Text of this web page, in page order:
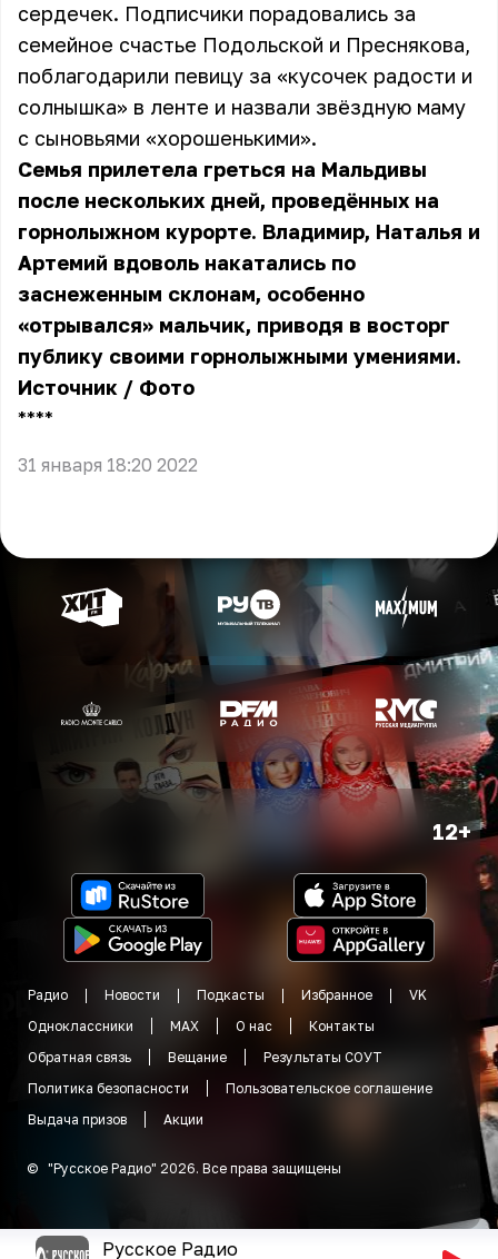
сердечек. Подписчики порадовались за
семейное счастье Подольской и Преснякова,
поблагодарили певицу за «кусочек радости и
солнышка» в ленте и назвали звёздную маму
с сыновьями «хорошенькими».
Семья прилетела греться на Мальдивы
после нескольких дней, проведённых на
горнолыжном курорте. Владимир, Наталья и
Артемий вдоволь накатались по
заснеженным склонам, особенно
«отрывался» мальчик, приводя в восторг
публику своими горнолыжными умениями.
Источник / Фото
** **
31 января 18:20 2022
12+
Радио Новости Подкасты Избранное
VK
Одноклассники
MAX О нас
Контакты
Обратная связь
Вещание
Результаты СОУТ
Политика безопасности
Пользовательское соглашение
Выдача призов
Акции
© "Русское Радио" 2026. Все права защищены
Русское Радио